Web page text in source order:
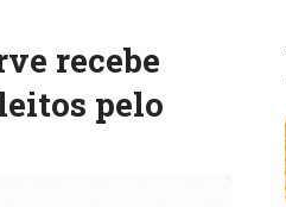
recebe
pelo